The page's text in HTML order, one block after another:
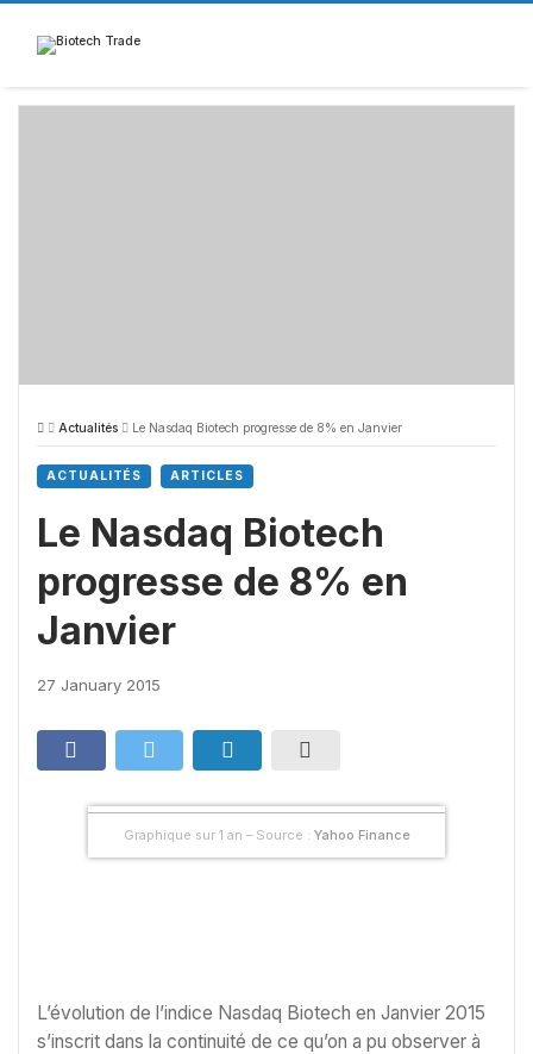
Skip
content
Actualités Le Nasdaq Biotech progresse de 8% en Janvier
ACTUALITÉS ARTICLES
Le Nasdaq Biotech
progresse de 8% en
Janvier
27 January 2015
Graphique sur 1 an – Source : Yahoo Finance
L’évolution de l’indice Nasdaq Biotech en Janvier 2015
s’inscrit dans la continuité de ce qu’on a pu observer à